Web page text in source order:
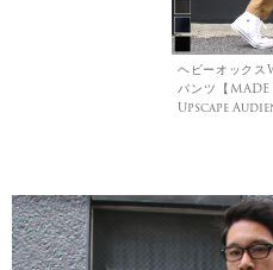
ヘビーオックス
パンツ【
Upscape